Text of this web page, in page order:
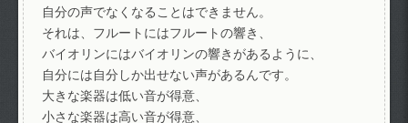
自分の声でなくなることはできません。
それは、フルートにはフルートの響き、
バイオリンにはバイオリンの響きがあるように、
自分には自分しか出せない声があるんです。
大きな楽器は低い音が得意、
小さな楽器は高い音が得意、